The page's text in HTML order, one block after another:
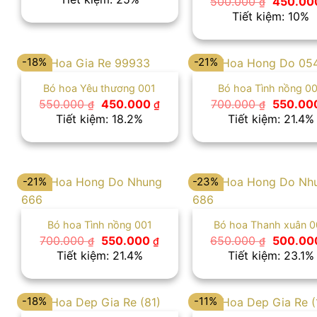
là:
450.000 ₫.
gốc
là:
Tiết kiệm: 10%
-18%
Bó hoa Yêu thương 001
550.000₫ Giá
gốc
là:
450.000₫Giá
450.000 ₫.
Tiết kiệm: 18.2%
-21%
Bó hoa Tình nồng
700.000₫
Giá
gốc
là:
Tiết kiệm: 21.4%
-21%
Bó hoa Tình nồng 001
700.000₫
Giá
gốc
là:
550.000₫Giá
550.000 ₫.
Tiết kiệm: 21.4%
-23%
Bó hoa Thanh xuân
650.000₫
Giá
gốc
là:
Tiết kiệm: 23.1%
-18% -11%